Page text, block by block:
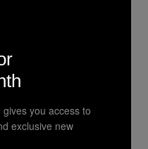
you access to
exclusive new